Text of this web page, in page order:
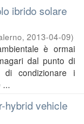
ibrido solare
, 2013-04-09)
è ormai
dal punto di
di condizionare i
...
hybrid vehicle